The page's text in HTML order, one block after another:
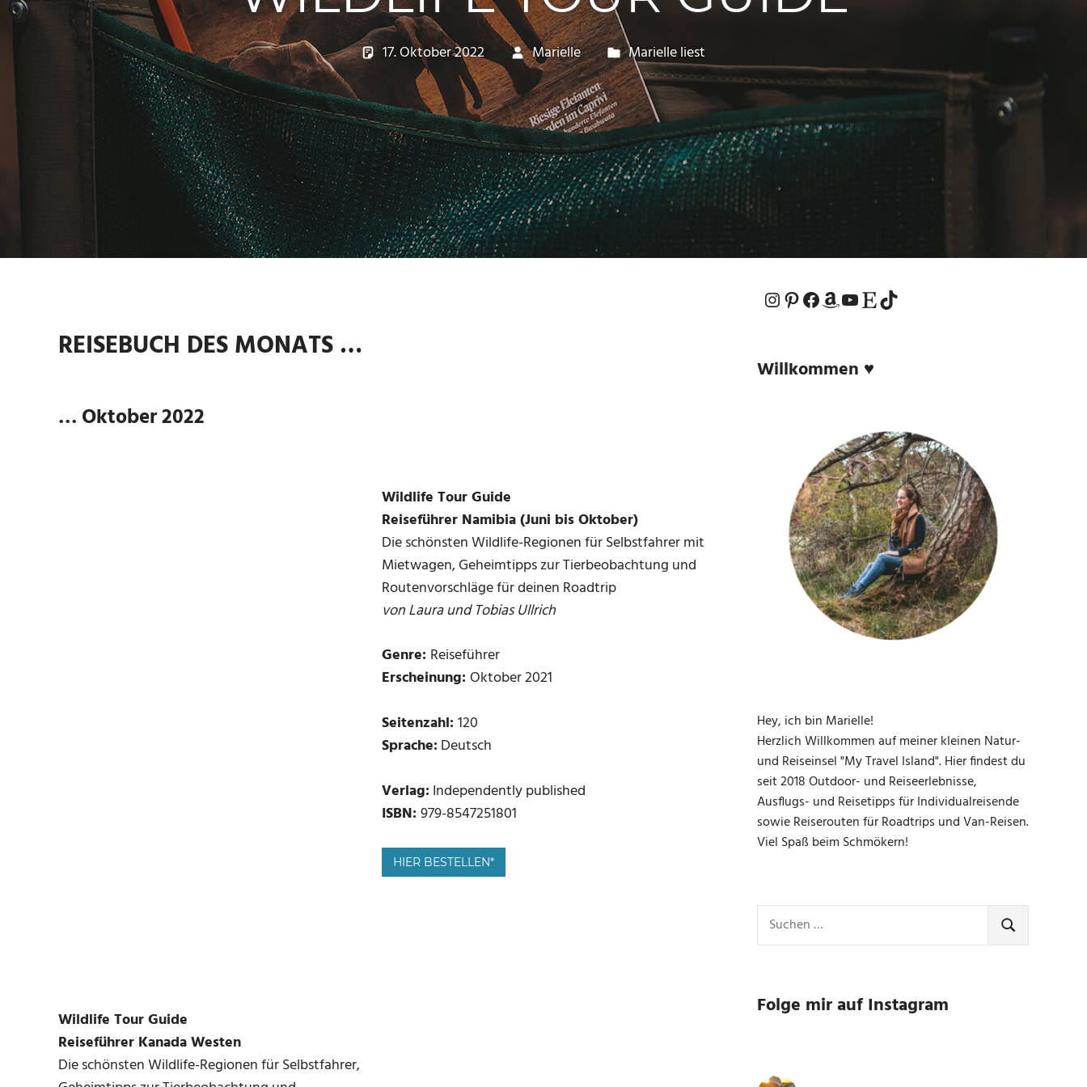
17. Oktober 2022 Marielle Marielle liest
REISEBUCH DES MONATS …
… Oktober 2022
Wildlife Tour Guide
Reiseführer Namibia (Juni bis Oktober)
Die schönsten Wildlife-Regionen für Selbstfahrer mit
Mietwagen, Geheimtipps zur Tierbeobachtung und
Routenvorschläge für deinen Roadtrip
von Laura und Tobias Ullrich
Genre: Reiseführer
Erscheinung:Oktober 2021
Seitenzahl:120
Sprache:Deutsch
Verlag:Independently published
ISBN:979-8547251801
HIER BESTELLEN*
Wildlife Tour Guide
Reiseführer Kanada Westen
Die schönsten Wildlife-Regionen für Selbstfahrer,
Instagram
Pinterest
Facebook
Amazon
YouTube
Etsy-ShopTikTok
Willkommen ♥
Hey, ich bin Marielle!
Herzlich Willkommen auf meiner kleinen Natur-
und Reiseinsel "My Travel Island". Hier findest du
seit 2018 Outdoor- und Reiseerlebnisse,
Ausflugs- und Reisetipps für Individualreisende
sowie Reiserouten für Roadtrips und Van-Reisen.
Viel Spaß beim Schmökern!
nach:
SUCHEN
Folge mir auf Instagram